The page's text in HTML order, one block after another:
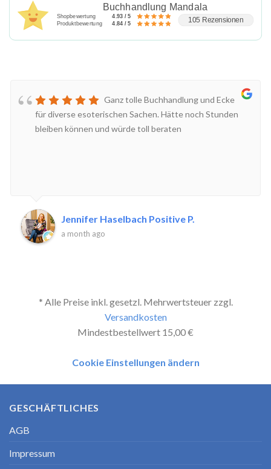
Buchhandlung Mandala
Shopbewertung 4.93 / 5
Produktbewertung 4.84 / 5 105 Rezensionen
Ganz tolle Buchhandlung und Ecke
für diverse esoterischen Sachen. Hätte noch Stunden
bleiben können und würde toll beraten
Jennifer Haselbach Positive P.
a month ago
* Alle Preise inkl. gesetzl. Mehrwertsteuer zzgl.
Versandkosten
Mindestbestellwert 15,00 €
Cookie Einstellungen ändern
GESCHÄFTLICHES
AGB
Impressum